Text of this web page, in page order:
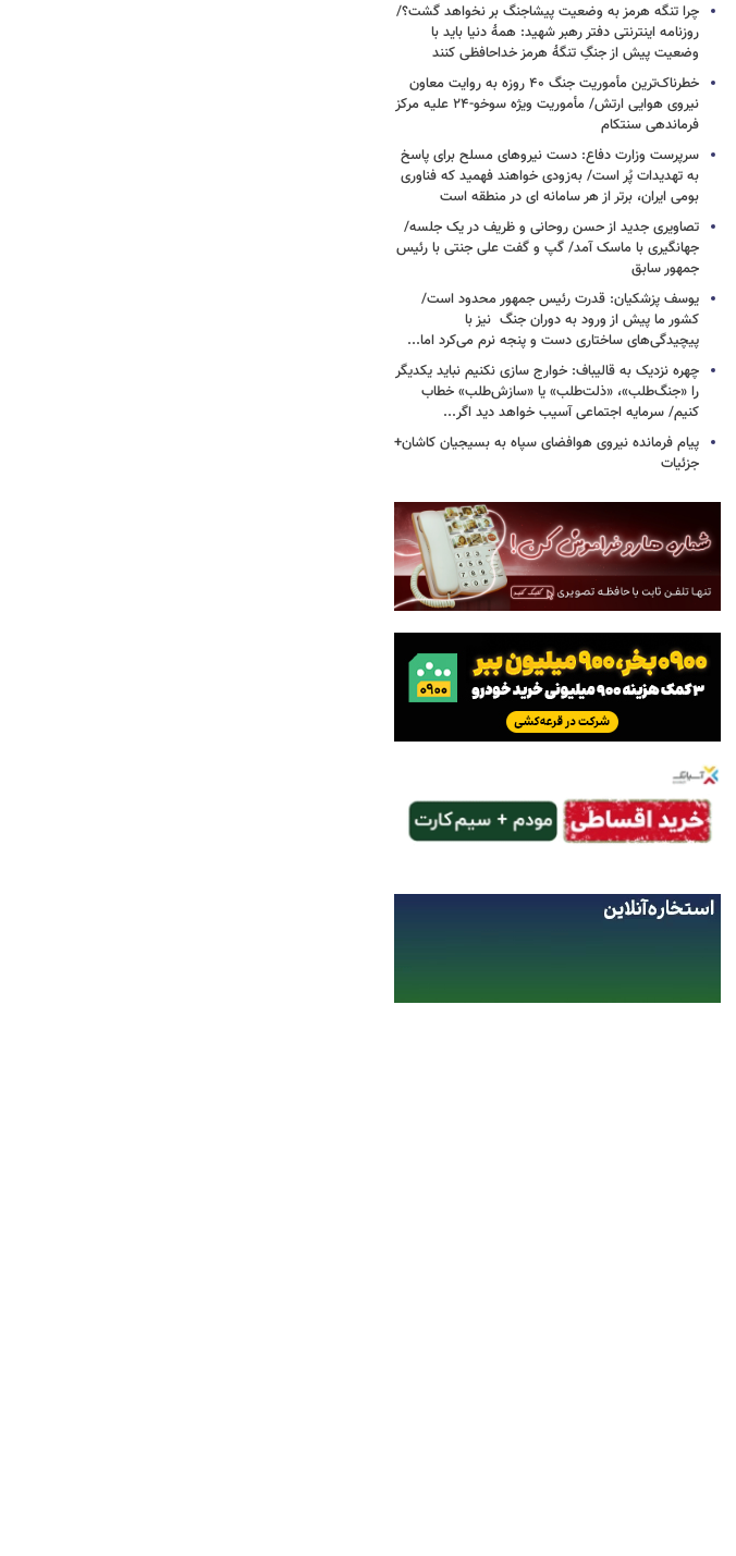
چرا تنگه هرمز به وضعیت پیشاجنگ بر نخواهد گشت؟/
روزنامه اینترنتی دفتر رهبر شهید: همۀ دنیا باید با
وضعیت پیش از جنگِ تنگۀ هرمز خداحافظی کنند
خطرناک‌ترین مأموریت جنگ ۴۰ روزه به روایت معاون
نیروی هوایی ارتش/ مأموریت ویژه سوخو-۲۴ علیه مرکز
فرماندهی سنتکام
سرپرست وزارت دفاع: دست نیروهای مسلح برای پاسخ
به تهدیدات پُر است/ به‌زودی خواهند فهمید که فناوری
بومی ایران، برتر از هر سامانه ای در منطقه است
تصاویری جدید از حسن روحانی و ظریف در یک جلسه/
جهانگیری با ماسک آمد/ گپ و گفت علی جنتی با رئیس
جمهور سابق
یوسف پزشکیان: قدرت رئیس‌ جمهور محدود است/
کشور ما پیش از ورود به دوران جنگ نیز با
پیچیدگی‌های ساختاری دست و پنجه نرم می‌کرد اما...
چهره نزدیک به قالیباف: خوارج سازی نکنیم نباید یکدیگر
را «جنگ‌طلب»، «ذلت‌طلب» یا «سازش‌طلب» خطاب
کنیم/ سرمایه اجتماعی آسیب خواهد دید اگر...
پیام فرمانده نیروی هوافضای سپاه به بسیجیان کاشان+
جزئیات